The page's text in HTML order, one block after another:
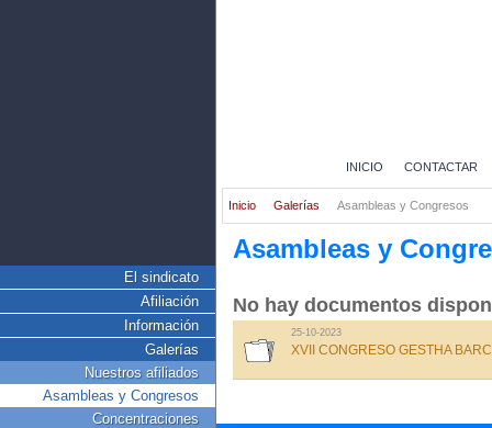
El sindicato
Afiliación
Información
Galerías
Nuestros afiliados
Asambleas y Congresos
Concentraciones
INICIO CONTACTAR
Inicio Galerías Asambleas y Congresos
Asambleas y
No hay documentos
25-10-2023
XVII CONGRESO GESTHA